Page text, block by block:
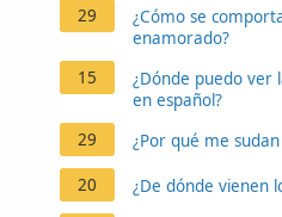
29
¿Cómo se
enamorado?
15
¿Dónde puedo ver
en español?
29
¿Por qué me
20 ¿De dónde vienen